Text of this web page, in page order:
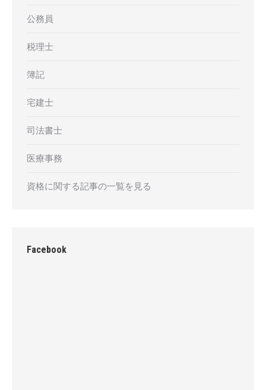
公務員
税理士
簿記
宅建士
司法書士
医療事務
資格に関する記事の一覧を見る
Facebook